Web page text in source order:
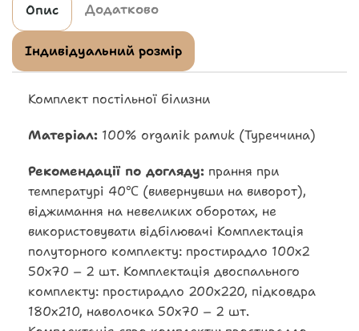
Опис Додатково
Індивідуальний розмір
Комплект постільної білизни
Матеріал: 100% organik pamuk (Туреччина)
Рекомендації по догляду: прання при
температурі 40℃ (вивернувши на виворот),
віджимання на невеликих оборотах, не
використовувати відбілювачі Комплектація
полуторного комплекту: простирадло 100х2
50х70 – 2 шт. Комплектація двоспального
комплекту: простирадло 200х220, підковдра
180х210, наволочка 50х70 – 2 шт.